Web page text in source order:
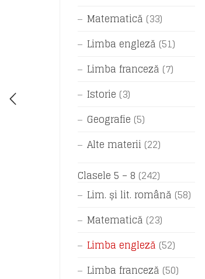
Matematică (33)
Limba engleză (51)
Limba franceză (7)
Istorie (3)
Geografie (5)
Alte materii (22)
Clasele 5 – 8 (242)
Lim. și lit. română (58)
Matematică (23)
Limba engleză (52)
Limba franceză (50)